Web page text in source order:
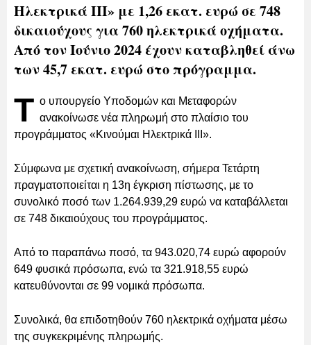
Ηλεκτρικά ΙΙΙ» με 1,26 εκατ. ευρώ σε 748
δικαιούχους για 760 ηλεκτρικά οχήματα.
Από τον Ιούνιο 2024 έχουν καταβληθεί άνω
των 45,7 εκατ. ευρώ στο πρόγραμμα.
Τ ο υπουργείο Υποδομών και Μεταφορών
ανακοίνωσε νέα πληρωμή στο πλαίσιο του
προγράμματος «Κινούμαι Ηλεκτρικά ΙΙΙ».
Σύμφωνα με σχετική ανακοίνωση, σήμερα Τετάρτη
πραγματοποιείται η 13η έγκριση πίστωσης, με το
συνολικό ποσό των 1.264.939,29 ευρώ να καταβάλλεται
σε 748 δικαιούχους του προγράμματος.
Από το παραπάνω ποσό, τα 943.020,74 ευρώ αφορούν
649 φυσικά πρόσωπα, ενώ τα 321.918,55 ευρώ
κατευθύνονται σε 99 νομικά πρόσωπα.
Συνολικά, θα επιδοτηθούν 760 ηλεκτρικά οχήματα μέσω
της συγκεκριμένης πληρωμής.